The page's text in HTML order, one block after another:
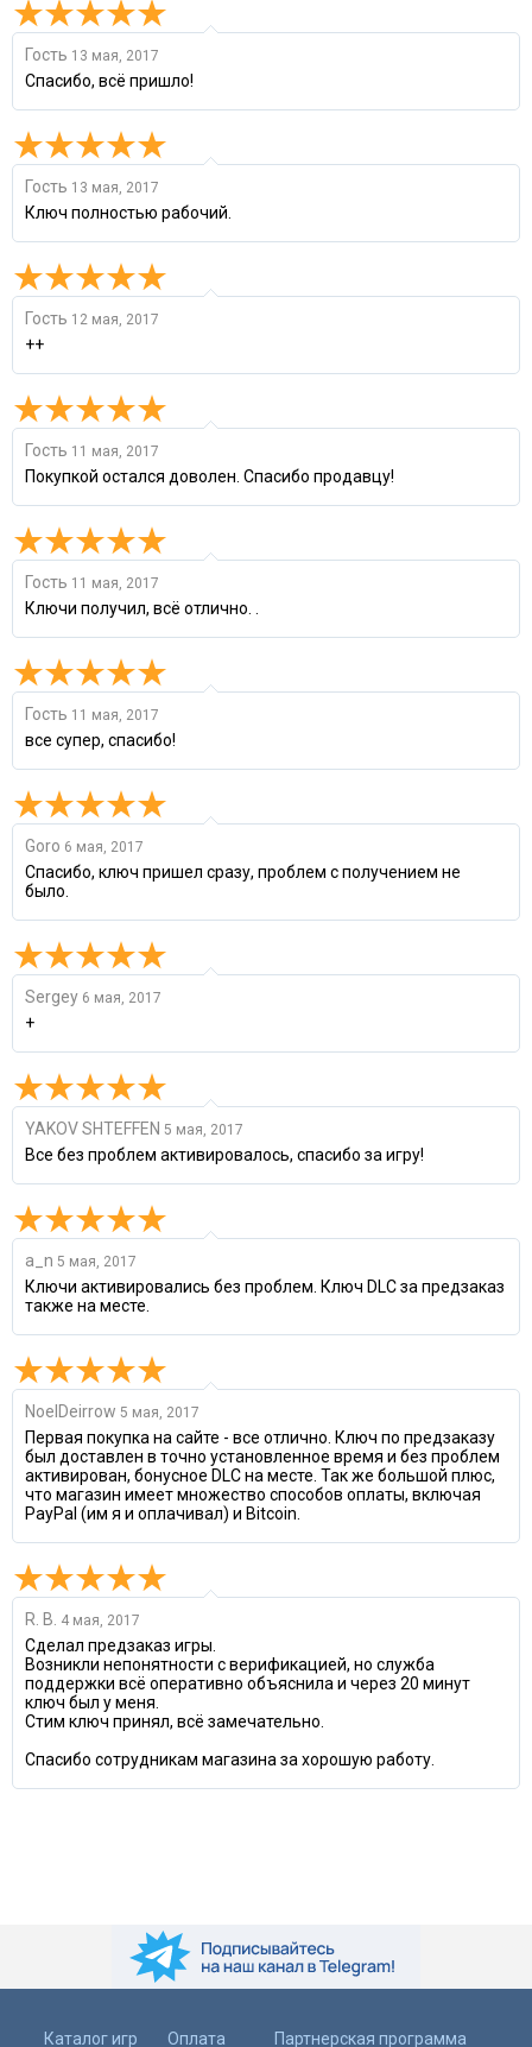
Гость 13 мая, 2017
Спасибо, всё пришло!
Гость 13 мая, 2017
Ключ полностью рабочий.
Гость 12 мая, 2017
++
Гость 11 мая, 2017
Покупкой остался доволен. Спасибо продавцу!
Гость 11 мая, 2017
Ключи получил, всё отлично. .
Гость 11 мая, 2017
все супер, спасибо!
Goro 6 мая, 2017
Спасибо, ключ пришел сразу, проблем с получением не
было.
Sergey 6 мая, 2017
+
YAKOV SHTEFFEN 5 мая, 2017
Все без проблем активировалось, спасибо за игру!
a_n 5 мая, 2017
Ключи активировались без проблем. Ключ DLC за предзаказ
также на месте.
NoelDeirrow 5 мая, 2017
Первая покупка на сайте - все отлично. Ключ по предзаказу
был доставлен в точно установленное время и без проблем
активирован, бонусное DLC на месте. Так же большой плюс,
что магазин имеет множество способов оплаты, включая
PayPal (им я и оплачивал) и Bitcoin.
R. B. 4 мая, 2017
Сделал предзаказ игры.
Возникли непонятности с верификацией, но служба
поддержки всё оперативно объяснила и через 20 минут
ключ был у меня.
Стим ключ принял, всё замечательно.
Спасибо сотрудникам магазина за хорошую работу.
Каталог игр Оплата Партнерская программа